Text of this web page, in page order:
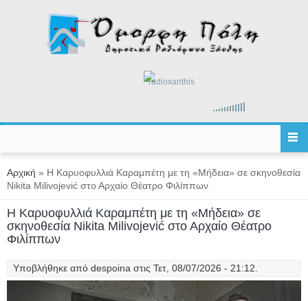
radioxanthis
Είστε εδώ
Αρχική » Η Καρυοφυλλιά Καραμπέτη με τη «Μήδεια» σε σκηνοθεσία
Nikita Milivojević στο Αρχαίο Θέατρο Φιλίππων
Η Καρυοφυλλιά Καραμπέτη με τη «Μήδεια» σε
σκηνοθεσία Nikita Milivojević στο Αρχαίο Θέατρο
Φιλίππων
Υποβλήθηκε από despoina στις Τετ, 08/07/2026 - 21:12.